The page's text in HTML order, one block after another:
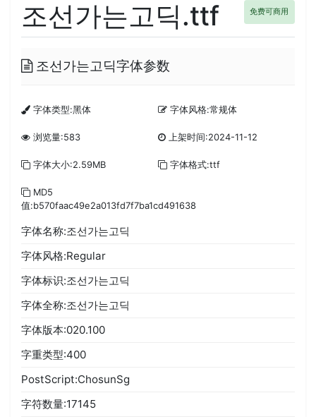
조선가는고딕.ttf 免费可商用
조선가는고딕字体参数
字体类型:黑体 字体风格:常规体
浏览量:583 上架时间:2024-11-12
字体大小:2.59MB 字体格式:ttf
MD5
值:b570faac49e2a013fd7f7ba1cd491638
字体名称:조선가는고딕
字体风格:Regular
字体标识:조선가는고딕
字体全称:조선가는고딕
字体版本:020.100
字重类型:400
PostScript:ChosunSg
字符数量:17145